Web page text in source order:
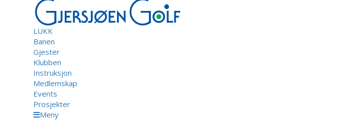
LUKK
Banen
Gjester
Klubben
Instruksjon
Medlemskap
Events
Prosjekter
Meny